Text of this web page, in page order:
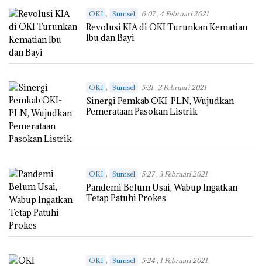
OKI , Sumsel 6:07 , 4 Februari 2021
Revolusi KIA di OKI Turunkan Kematian
Ibu dan Bayi
OKI , Sumsel 5:31 , 3 Februari 2021
Sinergi Pemkab OKI-PLN, Wujudkan
Pemerataan Pasokan Listrik
OKI , Sumsel 5:27 , 3 Februari 2021
Pandemi Belum Usai, Wabup Ingatkan
Tetap Patuhi Prokes
OKI , Sumsel 5:24 , 1 Februari 2021